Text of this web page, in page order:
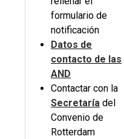
formulario de
notificación
Datos de
contacto de las
AND
Contactar con la
Secretaría del
Convenio de
Rotterdam